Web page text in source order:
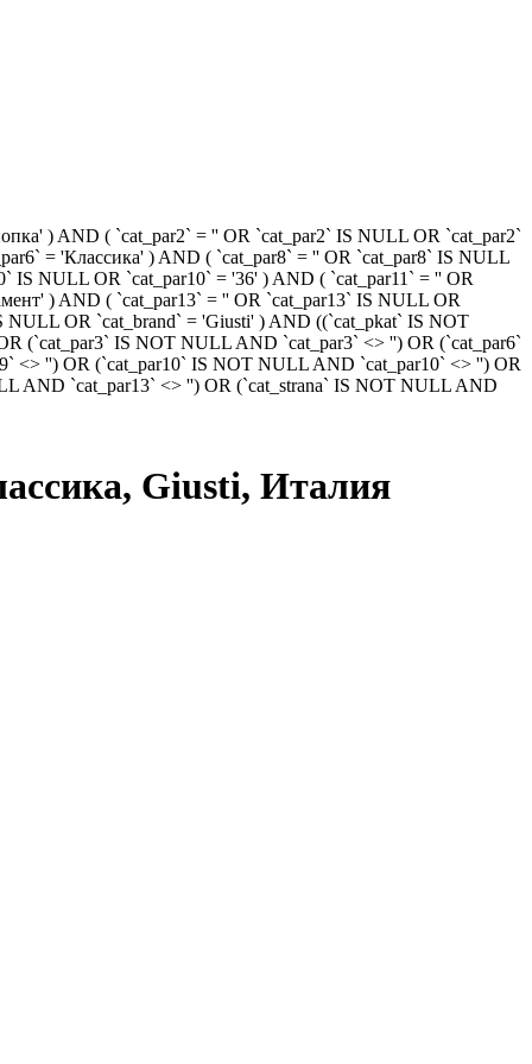
) AND ( `cat_par2` = '' OR `cat_par2` IS NULL OR `cat_par2`
= 'Классика' ) AND ( `cat_par8` = '' OR `cat_par8` IS NULL
IS NULL OR `cat_par10` = '36' ) AND ( `cat_par11` = '' OR
) AND ( `cat_par13` = '' OR `cat_par13` IS NULL OR
NULL OR `cat_brand` = 'Giusti' ) AND ((`cat_pkat` IS NOT
(`cat_par3` IS NOT NULL AND `cat_par3` <> '') OR (`cat_par6`
<> '') OR (`cat_par10` IS NOT NULL AND `cat_par10` <> '') OR
AND `cat_par13` <> '') OR (`cat_strana` IS NOT NULL AND
Giusti, Италия